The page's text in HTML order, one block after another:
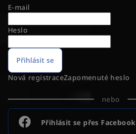
E-mail
Heslo
Přihlásit se
Nová registraceZapomenuté heslo
nebo
Přihlásit se přes Facebook